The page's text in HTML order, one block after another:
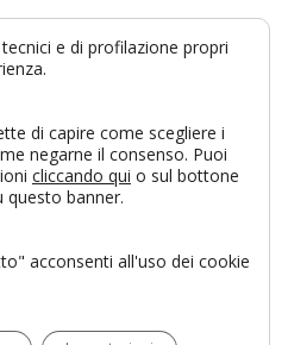
– Italy
e di profilazione propri
di capire come scegliere i
negarne il consenso. Puoi
cliccando qui o sul bottone
questo banner.
acconsenti all'uso dei cookie